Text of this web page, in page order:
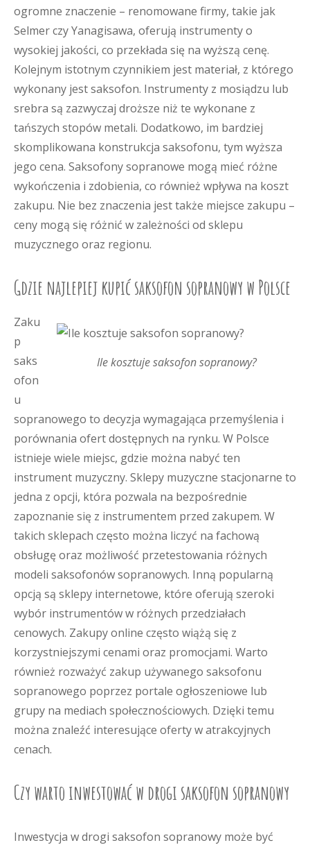
ogromne znaczenie – renomowane firmy, takie jak
Selmer czy Yanagisawa, oferują instrumenty o
wysokiej jakości, co przekłada się na wyższą cenę.
Kolejnym istotnym czynnikiem jest materiał, z którego
wykonany jest saksofon. Instrumenty z mosiądzu lub
srebra są zazwyczaj droższe niż te wykonane z
tańszych stopów metali. Dodatkowo, im bardziej
skomplikowana konstrukcja saksofonu, tym wyższa
jego cena. Saksofony sopranowe mogą mieć różne
wykończenia i zdobienia, co również wpływa na koszt
zakupu. Nie bez znaczenia jest także miejsce zakupu –
ceny mogą się różnić w zależności od sklepu
muzycznego oraz regionu.
Gdzie najlepiej kupić saksofon sopranowy w Polsce
Ile kosztuje saksofon sopranowy?
Zaku
p
saks
ofon
u
sopranowego to decyzja wymagająca przemyślenia i
porównania ofert dostępnych na rynku. W Polsce
istnieje wiele miejsc, gdzie można nabyć ten
instrument muzyczny. Sklepy muzyczne stacjonarne to
jedna z opcji, która pozwala na bezpośrednie
zapoznanie się z instrumentem przed zakupem. W
takich sklepach często można liczyć na fachową
obsługę oraz możliwość przetestowania różnych
modeli saksofonów sopranowych. Inną popularną
opcją są sklepy internetowe, które oferują szeroki
wybór instrumentów w różnych przedziałach
cenowych. Zakupy online często wiążą się z
korzystniejszymi cenami oraz promocjami. Warto
również rozważyć zakup używanego saksofonu
sopranowego poprzez portale ogłoszeniowe lub
grupy na mediach społecznościowych. Dzięki temu
można znaleźć interesujące oferty w atrakcyjnych
cenach.
Czy warto inwestować w drogi saksofon sopranowy
Inwestycja w drogi saksofon sopranowy może być